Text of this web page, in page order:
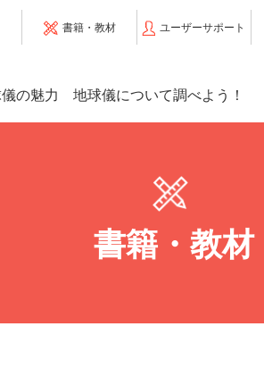
書籍・教材 ユーザーサポート
の魅力 地球儀について調べよう！
書籍・教材